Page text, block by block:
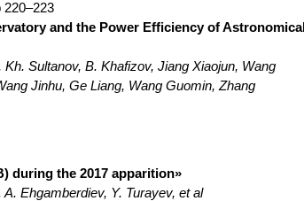
220–223
and the Power Efficiency of Astronomical
Sultanov, B. Khafizov, Jiang Xiaojun, Wang
Jinhu, Ge Liang, Wang Guomin, Zhang
during the 2017 apparition»
Ehgamberdiev, Y. Turayev, et al